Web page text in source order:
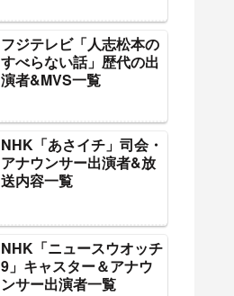
フジテレビ「人志松本の
すべらない話」歴代の出
演者&MVS一覧
NHK「あさイチ」司会・
アナウンサー出演者&放
送内容一覧
NHK「ニュースウオッチ
9」キャスター＆アナウ
ンサー出演者一覧